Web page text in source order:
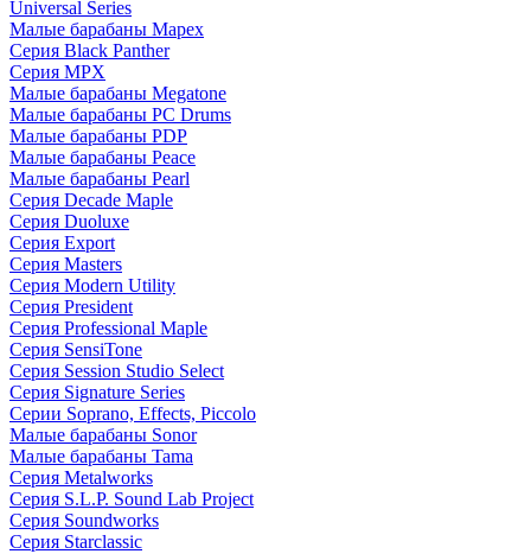
Universal Series
Малые барабаны Mapex
Серия Black Panther
Серия MPX
Малые барабаны Megatone
Малые барабаны PC Drums
Малые барабаны PDP
Малые барабаны Peace
Малые барабаны Pearl
Серия Decade Maple
Серия Duoluxe
Серия Export
Серия Masters
Серия Modern Utility
Серия President
Серия Professional Maple
Серия SensiTone
Серия Session Studio Select
Серия Signature Series
Серии Soprano, Effects, Piccolo
Малые барабаны Sonor
Малые барабаны Tama
Серия Metalworks
Серия S.L.P. Sound Lab Project
Серия Soundworks
Серия Starclassic